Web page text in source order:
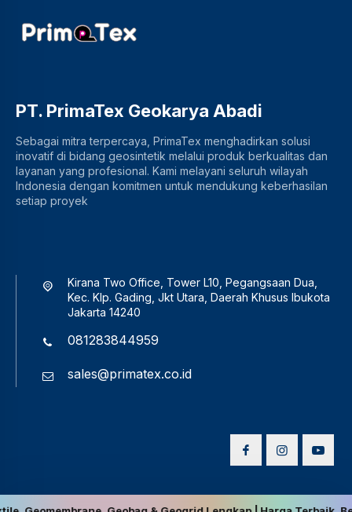
PT. PrimaTex Geokarya Abadi
Sebagai mitra terpercaya, PrimaTex menghadirkan solusi
inovatif di bidang geosintetik melalui produk berkualitas dan
layanan yang profesional. Kami melayani seluruh wilayah
Indonesia dengan komitmen untuk mendukung keberhasilan
setiap proyek
Kirana Two Office, Tower L10, Pegangsaan Dua,
Kec. Klp. Gading, Jkt Utara, Daerah Khusus Ibukota
Jakarta 14240
081283844959
sales@primatex.co.id